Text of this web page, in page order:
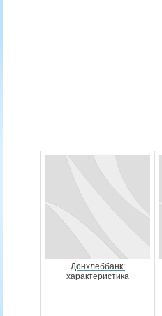
Донхлеббанк:
характеристика